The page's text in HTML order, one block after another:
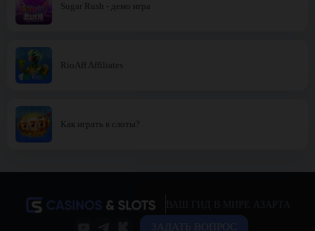
Sugar Rush - демо игра
RioAff Affiliates
Как играть в слоты?
ЗАДАТЬ ВОПРОС